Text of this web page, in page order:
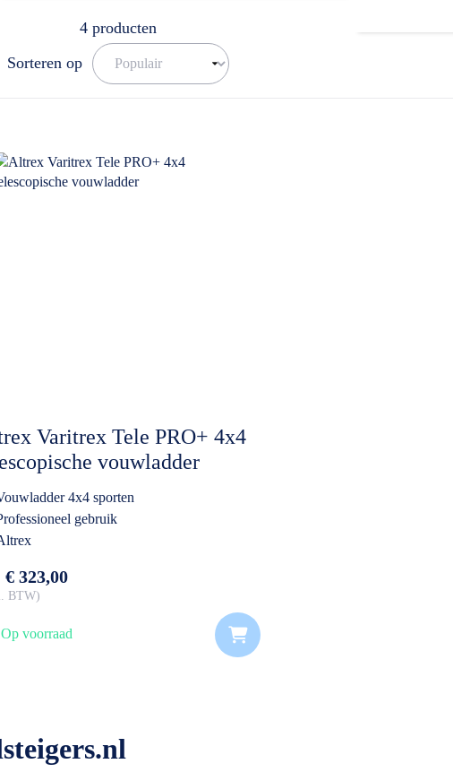
U kunt ons bereiken op het nummer: 0511-402564. Een mail sturen is ook
4producten
Sorteren op
Varitrex Tele PRO+ 4x4
vouwladder
4x4 sporten
gebruik
€ 323,00
BTW
voorraad